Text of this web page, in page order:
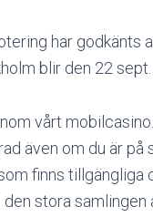
har godkänts
blir den 22 sept.
vårt
även om du är på
finns tillgängliga
stora samlingen